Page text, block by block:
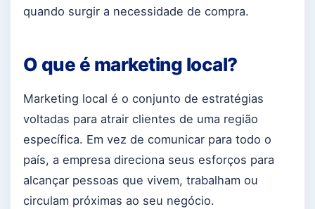
quando surgir a necessidade de compra.
O que é marketing local?
Marketing local é o conjunto de estratégias
voltadas para atrair clientes de uma região
específica. Em vez de comunicar para todo o
país, a empresa direciona seus esforços para
alcançar pessoas que vivem, trabalham ou
circulam próximas ao seu negócio.